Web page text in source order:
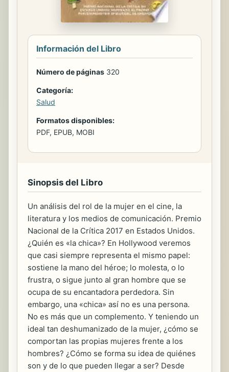
Información del Libro
Número de páginas 320
Categoría:
Salud
Formatos disponibles:
PDF, EPUB, MOBI
Sinopsis del Libro
Un análisis del rol de la mujer en el cine, la
literatura y los medios de comunicación. Premio
Nacional de la Crítica 2017 en Estados Unidos.
¿Quién es «la chica»? En Hollywood veremos
que casi siempre representa el mismo papel:
sostiene la mano del héroe; lo molesta, o lo
frustra, o sigue junto al gran hombre que se
ocupa de su encantadora perdedora. Sin
embargo, una «chica» así no es una persona.
No es más que un complemento. Y teniendo un
ideal tan deshumanizado de la mujer, ¿cómo se
comportan las propias mujeres frente a los
hombres? ¿Cómo se forma su idea de quiénes
son y de lo que pueden llegar a ser? Desde